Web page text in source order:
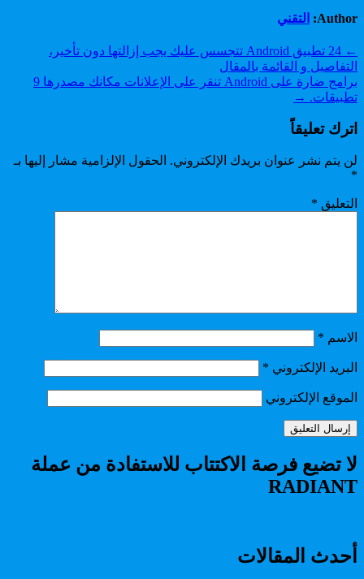
Author: التقني
تصفّح
المقالات
← 24 تطبيق Android تتجسس عليك يجب إزالتها دون تأخير،
التفاصيل و القائمة بالمقال
برامج ضارة على Android تنقر على الإعلانات مكانك مصدرها 9
تطبيقات. →
اترك تعليقاً
لن يتم نشر عنوان بريدك الإلكتروني. الحقول الإلزامية مشار إليها بـ
*
التعليق *
الاسم *
البريد الإلكتروني *
الموقع الإلكتروني
لا تضيع فرصة الاكتتاب للاستفادة من عملة
RADIANT
أحدث المقالات